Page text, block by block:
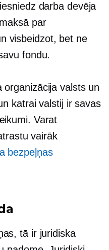
darba devēja
par
visbeidzot, bet ne
fondu.
valsts un
katrai valstij ir savas
Varat
vairāk
bezpeļņas
tā ir juridiska